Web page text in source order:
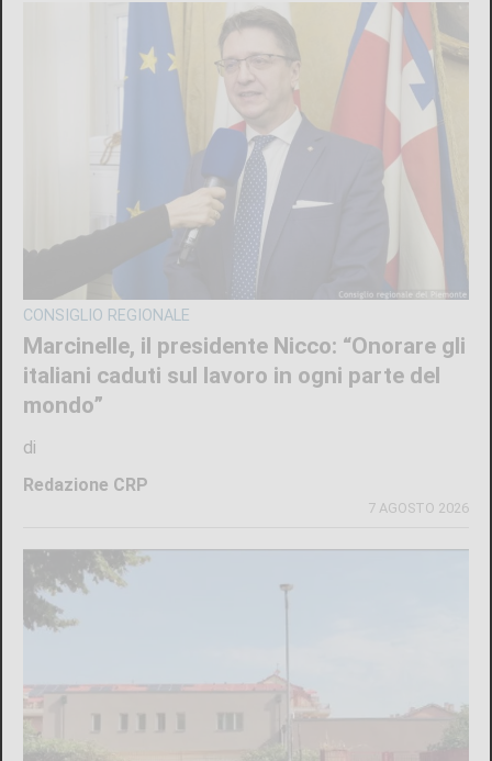
CONSIGLIO REGIONALE
Marcinelle, il presidente Nicco: “Onorare gli
italiani caduti sul lavoro in ogni parte del
mondo”
di
Redazione CRP
7 AGOSTO 2026